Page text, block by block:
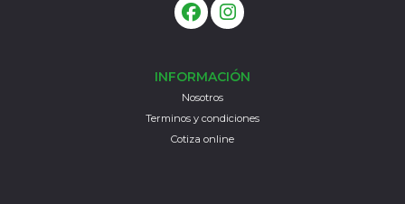
INFORMACIÓN
Nosotros
Terminos y condiciones
Cotiza online